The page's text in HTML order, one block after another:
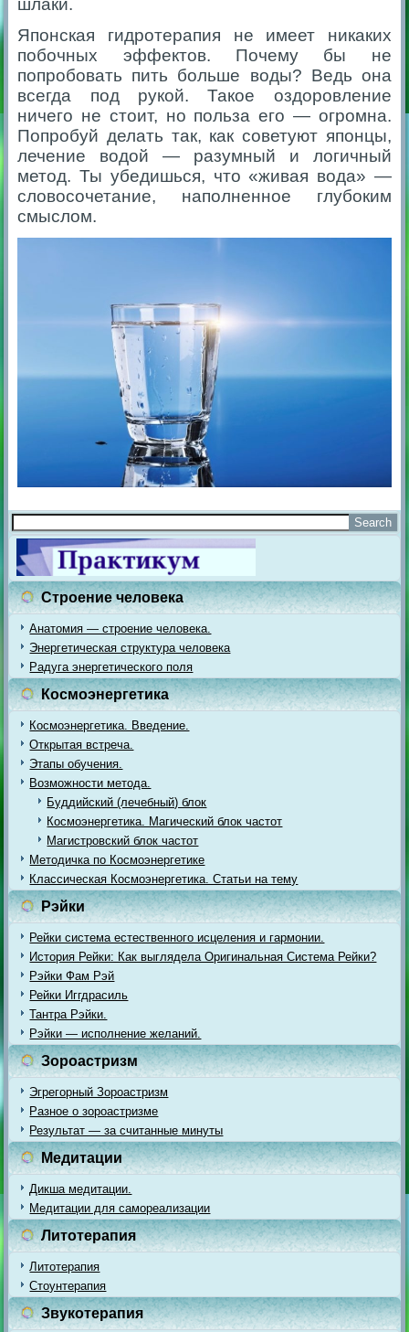
шлаки.
Японская гидротерапия не имеет никаких
побочных эффектов. Почему бы не
попробовать пить больше воды? Ведь она
всегда под рукой. Такое оздоровление
ничего не стоит, но польза его — огромна.
Попробуй делать так, как советуют японцы,
лечение водой — разумный и логичный
метод. Ты убедишься, что «живая вода» —
словосочетание, наполненное глубоким
смыслом.
Строение человека
Анатомия — строение человека.
Энергетическая структура человека
Радуга энергетического поля
Космоэнергетика
Космоэнергетика. Введение.
Открытая встреча.
Этапы обучения.
Возможности метода.
Буддийский (лечебный) блок
Космоэнергетика. Магический блок частот
Магистровский блок частот
Методичка по Космоэнергетике
Классическая Космоэнергетика. Статьи на тему
Рэйки
Рейки система естественного исцеления и гармонии.
История Рейки: Как выглядела Оригинальная Система Рейки?
Рэйки Фам Рэй
Рейки Иггдрасиль
Тантра Рэйки.
Рэйки — исполнение желаний.
Зороастризм
Эгрегорный Зороастризм
Разное о зороастризме
Результат — за считанные минуты
Медитации
Дикша медитации.
Медитации для самореализации
Литотерапия
Литотерапия
Стоунтерапия
Звукотерапия